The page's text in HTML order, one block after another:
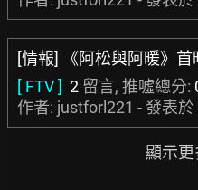
[情報] 《阿松與阿暖》首
[ FTV ] 2 留言, 推噓總分:
作者: justforl221 - 發表於
顯示更